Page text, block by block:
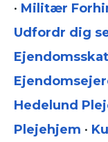
• Militær
Udfordr dig
Hedelund
Plejehjem •